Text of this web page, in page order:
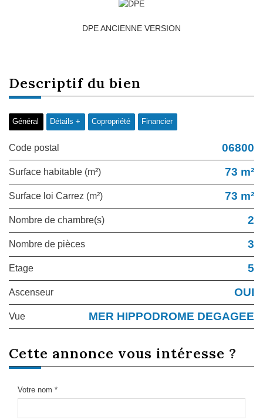
DPE ANCIENNE VERSION
descriptif du bien
Général Détails + Copropriété Financier
Code postal 06800
Surface habitable (m²) 73 m²
Surface loi Carrez (m²) 73 m²
Nombre de chambre(s) 2
Nombre de pièces 3
Etage 5
Ascenseur OUI
Vue MER HIPPODROME DEGAGEE
cette annonce vous intéresse ?
Votre nom *